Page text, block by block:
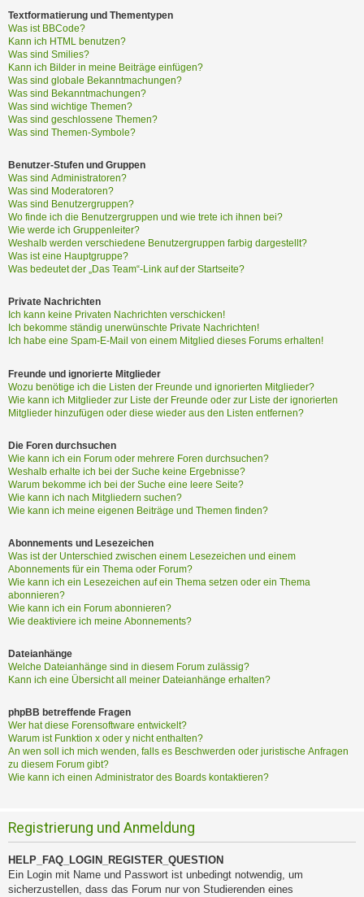
n
d
F
A
Q
Textformatierung und Thementypen
Was ist BBCode?
Kann ich HTML benutzen?
Was sind Smilies?
Kann ich Bilder in meine Beiträge einfügen?
Was sind globale Bekanntmachungen?
Was sind Bekanntmachungen?
Was sind wichtige Themen?
Was sind geschlossene Themen?
Was sind Themen-Symbole?
Benutzer-Stufen und Gruppen
Was sind Administratoren?
Was sind Moderatoren?
Was sind Benutzergruppen?
Wo finde ich die Benutzergruppen und wie trete ich ihnen bei?
Wie werde ich Gruppenleiter?
Weshalb werden verschiedene Benutzergruppen farbig dargestellt?
Was ist eine Hauptgruppe?
Was bedeutet der „Das Team“-Link auf der Startseite?
Private Nachrichten
Ich kann keine Privaten Nachrichten verschicken!
Ich bekomme ständig unerwünschte Private Nachrichten!
Ich habe eine Spam-E-Mail von einem Mitglied dieses Forums erhalten!
Freunde und ignorierte Mitglieder
Wozu benötige ich die Listen der Freunde und ignorierten Mitglieder?
Wie kann ich Mitglieder zur Liste der Freunde oder zur Liste der ignorierten
Mitglieder hinzufügen oder diese wieder aus den Listen entfernen?
Die Foren durchsuchen
Wie kann ich ein Forum oder mehrere Foren durchsuchen?
Weshalb erhalte ich bei der Suche keine Ergebnisse?
Warum bekomme ich bei der Suche eine leere Seite?
Wie kann ich nach Mitgliedern suchen?
Wie kann ich meine eigenen Beiträge und Themen finden?
Abonnements und Lesezeichen
Was ist der Unterschied zwischen einem Lesezeichen und einem
Abonnements für ein Thema oder Forum?
Wie kann ich ein Lesezeichen auf ein Thema setzen oder ein Thema
abonnieren?
Wie kann ich ein Forum abonnieren?
Wie deaktiviere ich meine Abonnements?
Dateianhänge
Welche Dateianhänge sind in diesem Forum zulässig?
Kann ich eine Übersicht all meiner Dateianhänge erhalten?
phpBB betreffende Fragen
Wer hat diese Forensoftware entwickelt?
Warum ist Funktion x oder y nicht enthalten?
An wen soll ich mich wenden, falls es Beschwerden oder juristische Anfragen
zu diesem Forum gibt?
Wie kann ich einen Administrator des Boards kontaktieren?
Registrierung und Anmeldung
HELP_FAQ_LOGIN_REGISTER_QUESTION
Ein Login mit Name und Passwort ist unbedingt notwendig, um
sicherzustellen, dass das Forum nur von Studierenden eines